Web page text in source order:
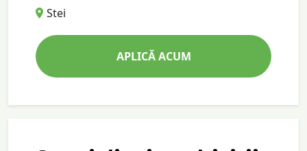
Stei
APLICĂ ACUM